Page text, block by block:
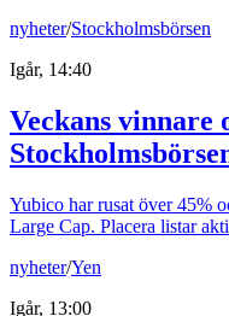
nyheter/Stockholmsbörsen
Igår, 14:40
Veckans vinnare
Yubico har rusat över 45%
Large Cap. Placera listar
nyheter/Yen
Igår, 13:00